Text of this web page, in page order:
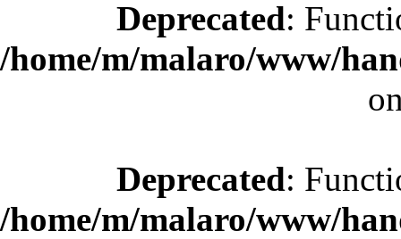
Deprecated:
/home/m/malaro/www/
Deprecated:
/home/m/malaro/www/